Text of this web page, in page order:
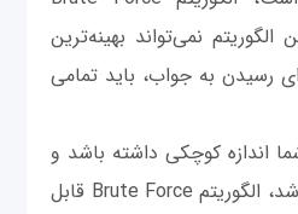
الگوریتم نمی‌تواند بهینه‌ترین
رسیدن به جواب، باید تمامی
اندازه کوچکی داشته باشد و
تعداد حالت‌ها محدود باشد، الگوریتم Brute Force قابل